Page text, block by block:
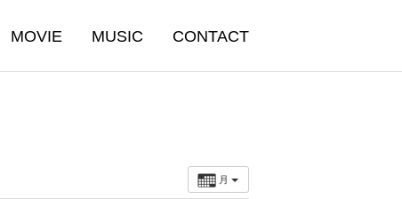
MOVIE MUSIC CONTACT
月